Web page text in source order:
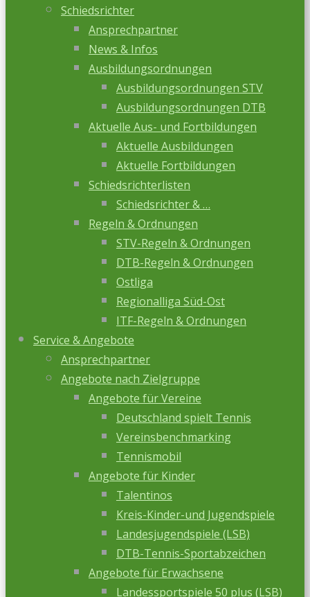
Schiedsrichter
Ansprechpartner
News & Infos
Ausbildungsordnungen
Ausbildungsordnungen STV
Ausbildungsordnungen DTB
Aktuelle Aus- und Fortbildungen
Aktuelle Ausbildungen
Aktuelle Fortbildungen
Schiedsrichterlisten
Schiedsrichter & …
Regeln & Ordnungen
STV-Regeln & Ordnungen
DTB-Regeln & Ordnungen
Ostliga
Regionalliga Süd-Ost
ITF-Regeln & Ordnungen
Service & Angebote
Ansprechpartner
Angebote nach Zielgruppe
Angebote für Vereine
Deutschland spielt Tennis
Vereinsbenchmarking
Tennismobil
Angebote für Kinder
Talentinos
Kreis-Kinder-und Jugendspiele
Landesjugendspiele (LSB)
DTB-Tennis-Sportabzeichen
Angebote für Erwachsene
Landessportspiele 50 plus (LSB)